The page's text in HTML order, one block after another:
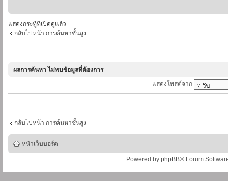
แสดงกระทู้ที่เปิดดูแล้ว
กลับไปหน้า การค้นหาชั้นสูง
ผลการค้นหา ไม่พบข้อมูลที่ต้องการ
แสดงโพสต์จาก
กลับไปหน้า การค้นหาชั้นสูง
หน้าเว็บบอร์ด
Powered by phpBB® Forum